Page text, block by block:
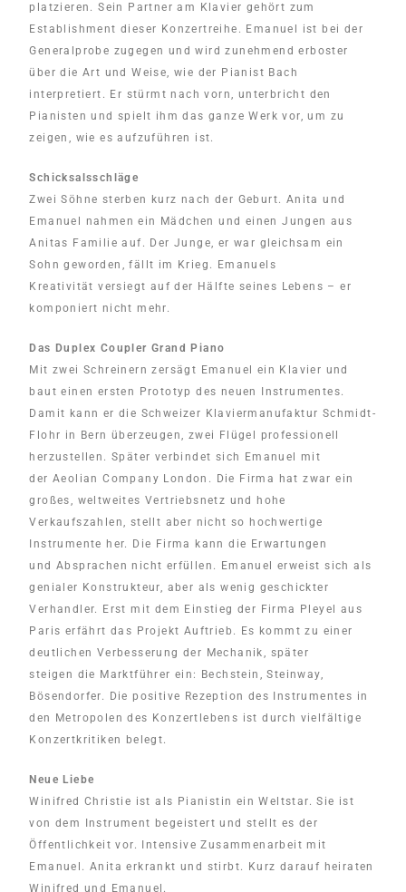
platzieren. Sein Partner am Klavier gehört zum
Establishment dieser Konzertreihe. Emanuel ist bei der
Generalprobe zugegen und wird zunehmend erboster
über die Art und Weise, wie der Pianist Bach
interpretiert. Er stürmt nach vorn, unterbricht den
Pianisten und spielt ihm das ganze Werk vor, um zu
zeigen, wie es aufzuführen ist.
Schicksalsschläge
Zwei Söhne sterben kurz nach der Geburt. Anita und
Emanuel nahmen ein Mädchen und einen Jungen aus
Anitas Familie auf. Der Junge, er war gleichsam ein
Sohn geworden, fällt im Krieg. Emanuels
Kreativität versiegt auf der Hälfte seines Lebens – er
komponiert nicht mehr.
Das Duplex Coupler Grand Piano
Mit zwei Schreinern zersägt Emanuel ein Klavier und
baut einen ersten Prototyp des neuen Instrumentes.
Damit kann er die Schweizer Klaviermanufaktur Schmidt-
Flohr in Bern überzeugen, zwei Flügel professionell
herzustellen. Später verbindet sich Emanuel mit
der Aeolian Company London. Die Firma hat zwar ein
großes, weltweites Vertriebsnetz und hohe
Verkaufszahlen, stellt aber nicht so hochwertige
Instrumente her. Die Firma kann die Erwartungen
und Absprachen nicht erfüllen. Emanuel erweist sich als
genialer Konstrukteur, aber als wenig geschickter
Verhandler. Erst mit dem Einstieg der Firma Pleyel aus
Paris erfährt das Projekt Auftrieb. Es kommt zu einer
deutlichen Verbesserung der Mechanik, später
steigen die Marktführer ein: Bechstein, Steinway,
Bösendorfer. Die positive Rezeption des Instrumentes in
den Metropolen des Konzertlebens ist durch vielfältige
Konzertkritiken belegt.
Neue Liebe
Winifred Christie ist als Pianistin ein Weltstar. Sie ist
von dem Instrument begeistert und stellt es der
Öffentlichkeit vor. Intensive Zusammenarbeit mit
Emanuel. Anita erkrankt und stirbt. Kurz darauf heiraten
Winifred und Emanuel.